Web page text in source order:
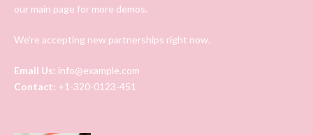
our main page for more demos.
We're accepting new partnerships right now.
Email Us: info@example.com
Contact: +1-320-0123-451